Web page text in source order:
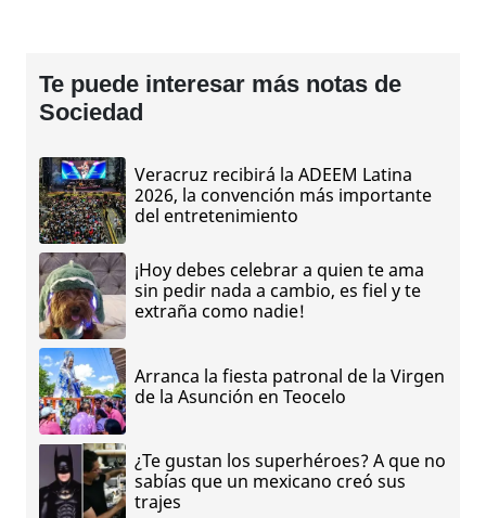
Te puede interesar más notas de
Sociedad
Veracruz recibirá la ADEEM Latina
2026, la convención más importante
del entretenimiento
¡Hoy debes celebrar a quien te ama
sin pedir nada a cambio, es fiel y te
extraña como nadie!
Arranca la fiesta patronal de la Virgen
de la Asunción en Teocelo
¿Te gustan los superhéroes? A que no
sabías que un mexicano creó sus
trajes